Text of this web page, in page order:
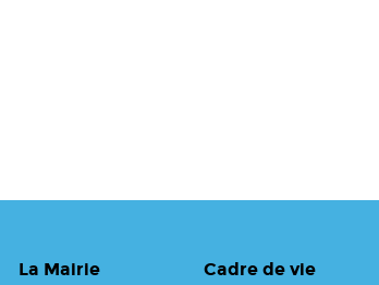
La Mairie Cadre de vie